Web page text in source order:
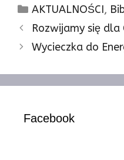
Kategorie
AKTUALNOŚCI,
Rozwijamy się
Wycieczka do
Facebook